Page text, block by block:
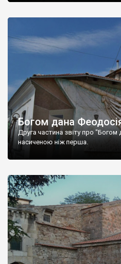
Богом дана
Друга частина звіту про
насиченою ніж перша.